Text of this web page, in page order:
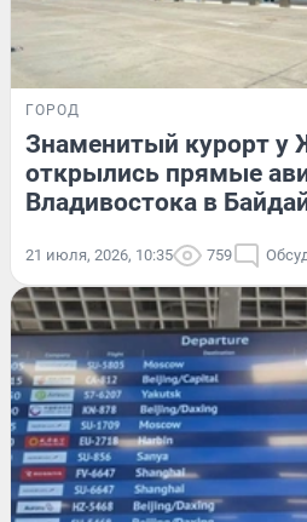
ГОРОД
Знаменитый курорт у
открылись прямые
Владивостока в
21 июля, 2026, 10:35 759